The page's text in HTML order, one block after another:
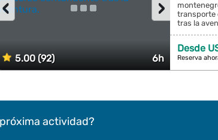
5.00 (92) 6h
›
‹
transporte
tras la
Desde
Reserva
actividad?